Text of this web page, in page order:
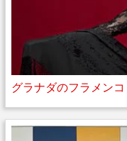
グラナダのフラメン